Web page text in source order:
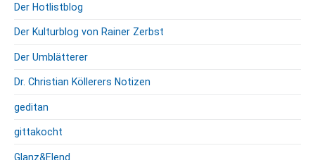
Der Hotlistblog
Der Kulturblog von Rainer Zerbst
Der Umblätterer
Dr. Christian Köllerers Notizen
geditan
gittakocht
Glanz&Elend